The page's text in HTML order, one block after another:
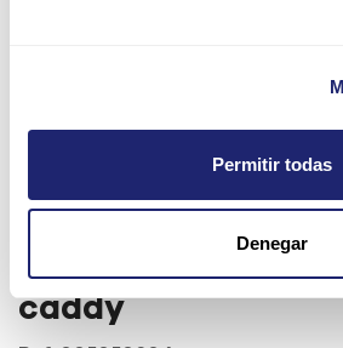
Permitir todas
Denegar
EMC 300GB 15K
6Gb/s HDD para
caddy